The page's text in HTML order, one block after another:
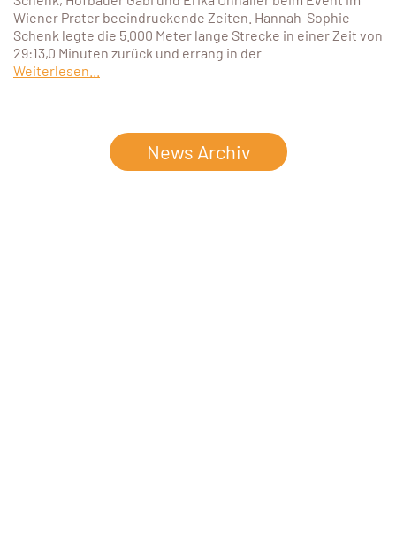
Wiener Prater beeindruckende Zeiten. Hannah-Sophie
Schenk legte die 5.000 Meter lange Strecke in einer Zeit von
29:13,0 Minuten zurück und errang in der
Weiterlesen...
News Archiv